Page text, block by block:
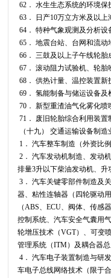
62． 水生生态系统的环境保
63． 日产10万立方米及以
64． 特种气象观测及分析设
65． 地震台站、台网和流
66． 三鼓及以上子午线轮胎
67． 滚动阻力试验机、轮胎
68． 供热计量、温控装置新
69． 氢能制备与储运设备及
70． 新型重渣油气化雾化
71． 废旧轮胎综合利用装置
（十九） 交通运输设备制造
1． 汽车整车制造（外资比
2． 汽车发动机制造、发动
排量3升以下柴油发动机、
3． 汽车关键零部件制造及
器、粘性连轴器（四轮驱动
（ABS、ECU、阀体、传感
控制系统、汽车安全气囊用
轮增压技术（VGT）、可变
管理系统（ITM）及耦合器
4． 汽车电子装置制造与研
车电子总线网络技术（限于